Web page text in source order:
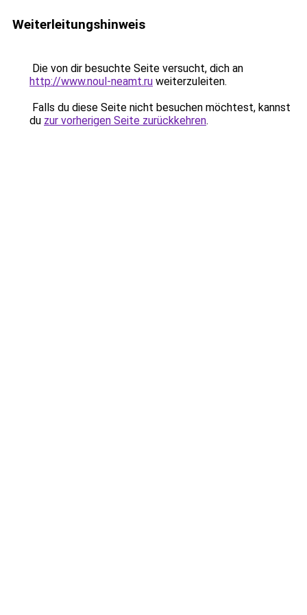
Weiterleitungshinweis
Die von dir besuchte Seite versucht, dich an
http://www.noul-neamt.ru weiterzuleiten.
Falls du diese Seite nicht besuchen möchtest, kannst
du zur vorherigen Seite zurückkehren.